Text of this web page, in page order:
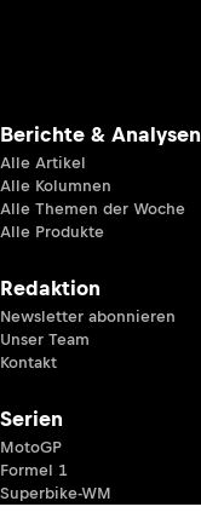
Berichte & Analysen
Alle Artikel
Alle Kolumnen
Alle Themen der Woche
Alle Produkte
Redaktion
Newsletter abonnieren
Unser Team
Kontakt
Serien
MotoGP
Formel 1
Superbike-WM